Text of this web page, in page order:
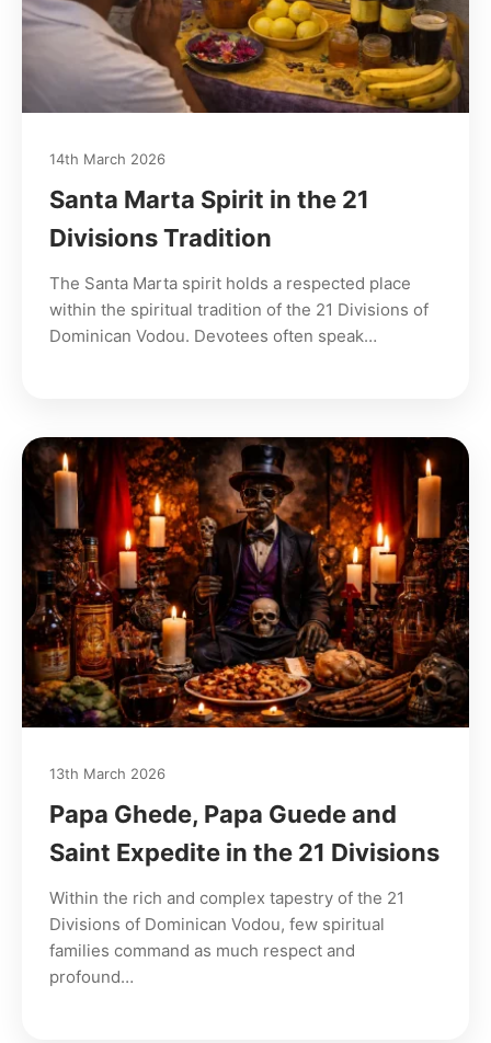
14th March 2026
Santa Marta Spirit in the 21
Divisions Tradition
The Santa Marta spirit holds a respected place
within the spiritual tradition of the 21 Divisions of
Dominican Vodou. Devotees often speak…
13th March 2026
Papa Ghede, Papa Guede and
Saint Expedite in the 21 Divisions
Within the rich and complex tapestry of the 21
Divisions of Dominican Vodou, few spiritual
families command as much respect and
profound…